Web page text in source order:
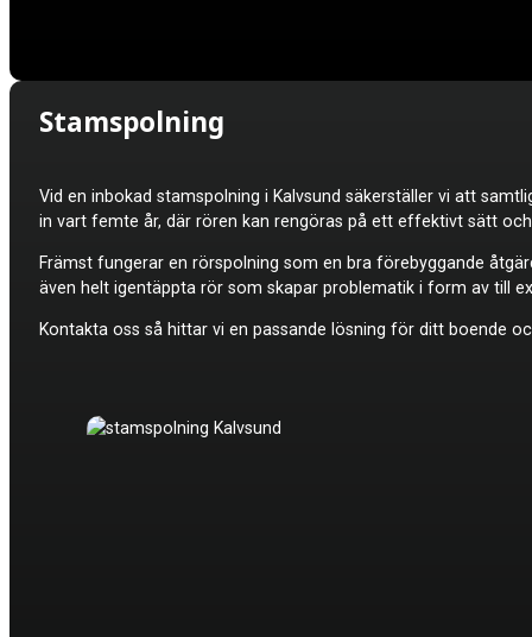
Stamspolning
Vid en inbokad stamspolning i Kalvsund säkerställer vi att
in vart femte år, där rören kan rengöras på ett effektivt sätt
Främst fungerar en rörspolning som en bra förebyggande
även helt igentäppta rör som skapar problematik i form av till
Kontakta oss så hittar vi en passande lösning för ditt boende